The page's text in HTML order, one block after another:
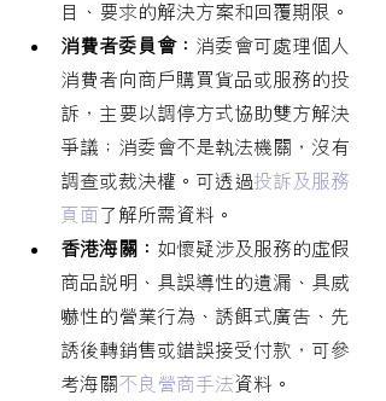
目、要求的解決方案和回覆期限。
消費者委員會： 消委會可處理個人
消費者向商戶購買貨品或服務的投
訴，主要以調停方式協助雙方解決
爭議；消委會不是執法機關，沒有
調查或裁決權。可透過投訴及服務
頁面了解所需資料。
香港海關： 如懷疑涉及服務的虛假
商品說明、具誤導性的遺漏、具威
嚇性的營業行為、誘餌式廣告、先
誘後轉銷售或錯誤接受付款，可參
考海關不良營商手法資料。